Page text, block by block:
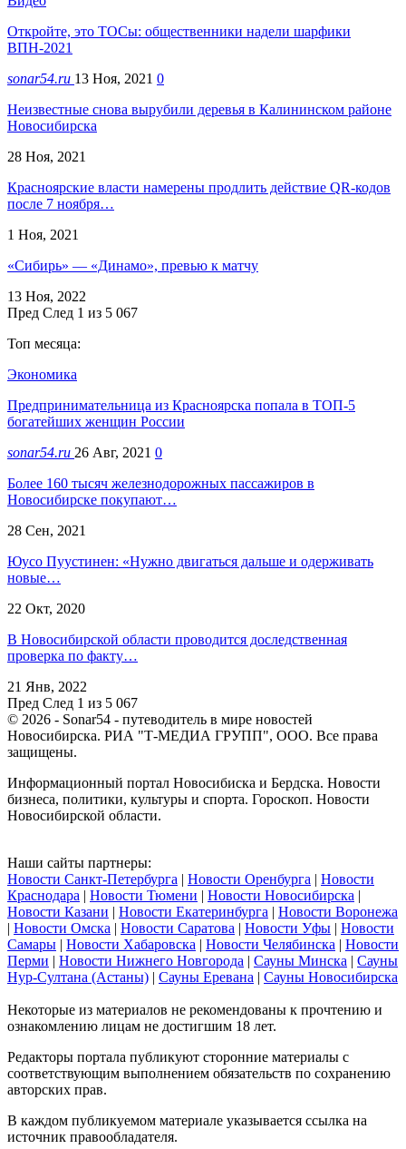
Откройте, это ТОСы: общественники надели шарфики
ВПН-2021
sonar54.ru 13 Ноя, 2021 0
Неизвестные снова вырубили деревья в Калининском районе
Новосибирска
28 Ноя, 2021
Красноярские власти намерены продлить действие QR-кодов
после 7 ноября…
1 Ноя, 2021
«Сибирь» — «Динамо», превью к матчу
13 Ноя, 2022
Пред След 1 из 5 067
Топ месяца:
Экономика
Предпринимательница из Красноярска попала в ТОП-5
богатейших женщин России
sonar54.ru 26 Авг, 2021 0
Более 160 тысяч железнодорожных пассажиров в
Новосибирске покупают…
28 Сен, 2021
Юусо Пуустинен: «Нужно двигаться дальше и одерживать
новые…
22 Окт, 2020
В Новосибирской области проводится доследственная
проверка по факту…
21 Янв, 2022
Пред След 1 из 5 067
© 2026 - Sonar54 - путеводитель в мире новостей
Новосибирска. РИА "Т-МЕДИА ГРУПП", ООО. Все права
защищены.
Информационный портал Новосибиска и Бердска. Новости
бизнеса, политики, культуры и спорта. Гороскоп. Новости
Новосибирской области.
Наши сайты партнеры:
Новости Санкт-Петербурга | Новости Оренбурга | Новости
Краснодара | Новости Тюмени | Новости Новосибирска |
Новости Казани | Новости Екатеринбурга | Новости Воронежа
| Новости Омска | Новости Саратова | Новости Уфы | Новости
Самары | Новости Хабаровска | Новости Челябинска | Новости
Перми | Новости Нижнего Новгорода | Сауны Минска | Сауны
Нур-Султана (Астаны) | Сауны Еревана | Сауны Новосибирска
Некоторые из материалов не рекомендованы к прочтению и
ознакомлению лицам не достигшим 18 лет.
Редакторы портала публикуют сторонние материалы с
соответствующим выполнением обязательств по сохранению
авторских прав.
В каждом публикуемом материале указывается ссылка на
источник правообладателя.